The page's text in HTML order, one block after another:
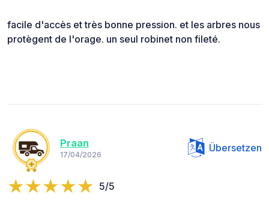
facile d'accès et très bonne pression. et les arbres nous
protègent de l'orage. un seul robinet non fileté.
Praan
17/04/2026
Übersetzen
5/5